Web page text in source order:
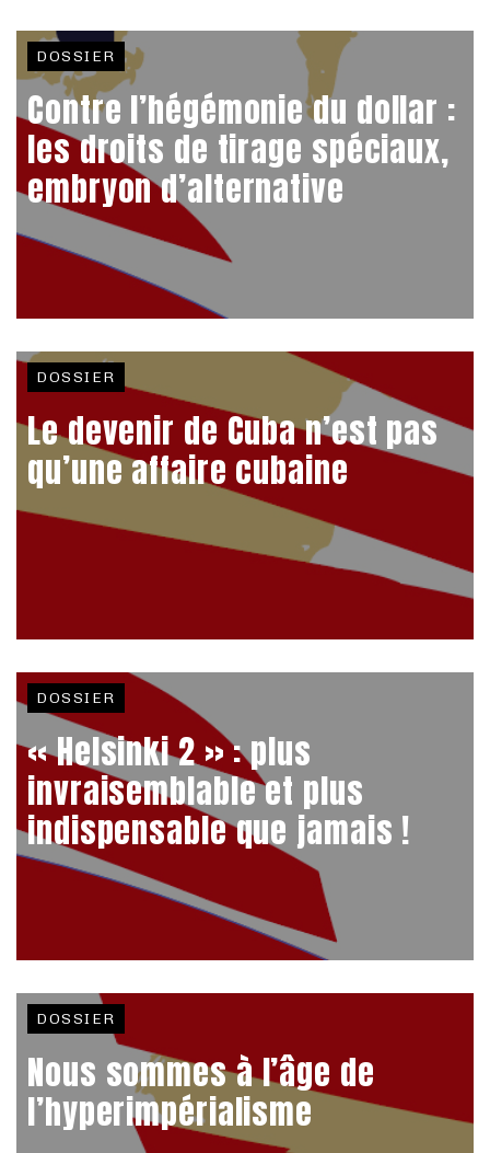
DOSSIER
Contre l’hégémonie du dollar :
les droits de tirage spéciaux,
embryon d’alternative
DOSSIER
Le devenir de Cuba n’est pas
qu’une affaire cubaine
DOSSIER
« Helsinki 2 » : plus
invraisemblable et plus
indispensable que jamais !
DOSSIER
Nous sommes à l’âge de
l’hyperimpérialisme